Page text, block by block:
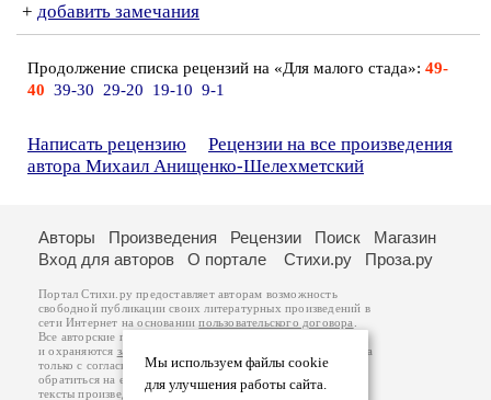
+ добавить замечания
Продолжение списка рецензий на «Для малого стада»: 49-
40 39-30 29-20 19-10 9-1
Написать рецензию
Рецензии на все произведения
автора Михаил Анищенко-Шелехметский
Мы используем файлы cookie
для улучшения работы сайта.
Авторы Произведения Рецензии Поиск
Магазин
Вход для авторов
О портале Стихи.ру Проза.ру
Портал Стихи.ру предоставляет авторам возможность
свободной публикации своих литературных произведений в
сети Интернет на основаниипользовательского договора
Все авторские права на произведения принадлежат авторам
и охраняются законом
. Перепечатка произведений возможна
только с согласия его автора, к которому вы можете
обратиться на его авторской странице. Ответственность за
тексты произведений авторы несут самостоятельно на